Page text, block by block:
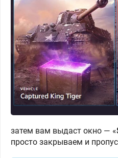
затем вам выдаст окно — «
просто закрываем и